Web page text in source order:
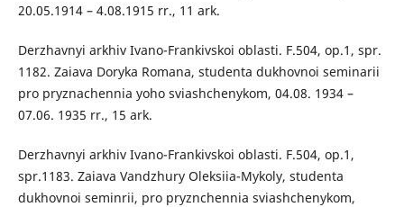
20.05.1914 – 4.08.1915 rr., 11 ark.
Derzhavnyi arkhiv Ivano-Frankivskoi oblasti. F.504, op.1, spr.
1182. Zaiava Doryka Romana, studenta dukhovnoi seminarii
pro pryznachennia yoho sviashchenykom, 04.08. 1934 –
07.06. 1935 rr., 15 ark.
Derzhavnyi arkhiv Ivano-Frankivskoi oblasti. F.504, op.1,
spr.1183. Zaiava Vandzhury Oleksiia-Mykoly, studenta
dukhovnoi seminrii, pro pryznchennia sviashchenykom,